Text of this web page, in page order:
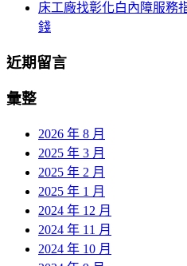
床工廠找彰化白內障服務
錢
近期留言
彙整
2026 年 8 月
2025 年 3 月
2025 年 2 月
2025 年 1 月
2024 年 12 月
2024 年 11 月
2024 年 10 月